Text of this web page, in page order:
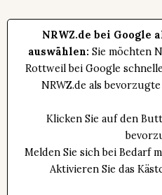
NRWZ.de bei Google
auswählen: Sie möchten
Rottweil bei Google
NRWZ.de als
Klicken Sie auf den
Melden Sie sich bei Bedarf
Aktivieren Sie das